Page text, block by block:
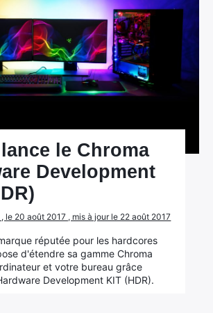
le Chroma
Development
le 20 août 2017 , mis à jour le 22 août 2017
réputée pour les hardcores
d'étendre sa gamme Chroma
et votre bureau grâce
Development KIT (HDR).